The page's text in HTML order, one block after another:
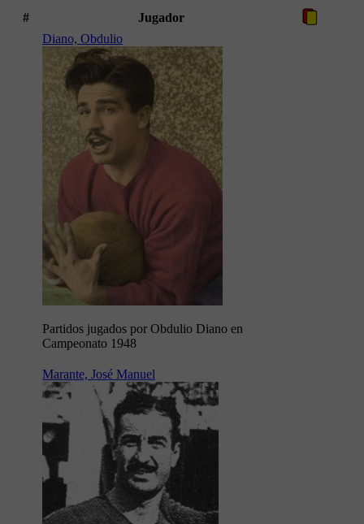
#
Jugador
Diano, Obdulio
Partidos jugados por Obdulio Diano en
Campeonato 1948
Marante, José Manuel